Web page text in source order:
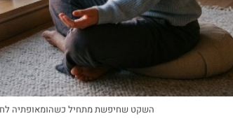
השקט שחיפשת מתחיל כשהומאופתיה